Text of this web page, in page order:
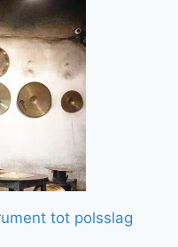
tot polsslag